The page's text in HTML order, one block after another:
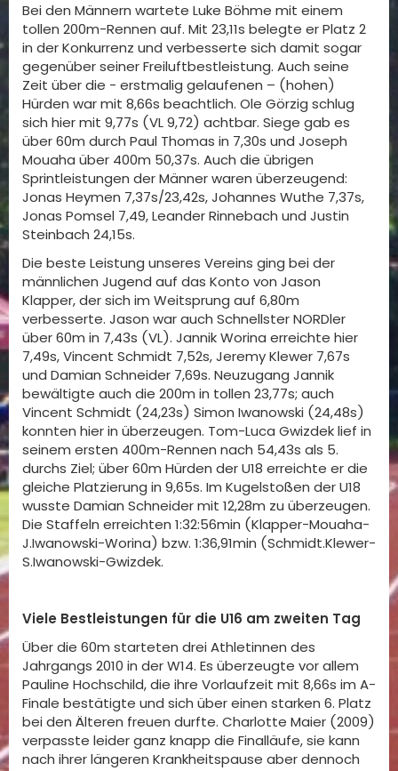
Bei den Männern wartete Luke Böhme mit einem
tollen 200m-Rennen auf. Mit 23,11s belegte er Platz 2
in der Konkurrenz und verbesserte sich damit sogar
gegenüber seiner Freiluftbestleistung. Auch seine
Zeit über die - erstmalig gelaufenen – (hohen)
Hürden war mit 8,66s beachtlich. Ole Görzig schlug
sich hier mit 9,77s (VL 9,72) achtbar. Siege gab es
über 60m durch Paul Thomas in 7,30s und Joseph
Mouaha über 400m 50,37s. Auch die übrigen
Sprintleistungen der Männer waren überzeugend:
Jonas Heymen 7,37s/23,42s, Johannes Wuthe 7,37s,
Jonas Pomsel 7,49, Leander Rinnebach und Justin
Steinbach 24,15s.
Die beste Leistung unseres Vereins ging bei der
männlichen Jugend auf das Konto von Jason
Klapper, der sich im Weitsprung auf 6,80m
verbesserte. Jason war auch Schnellster NORDler
über 60m in 7,43s (VL). Jannik Worina erreichte hier
7,49s, Vincent Schmidt 7,52s, Jeremy Klewer 7,67s
und Damian Schneider 7,69s. Neuzugang Jannik
bewältigte auch die 200m in tollen 23,77s; auch
Vincent Schmidt (24,23s) Simon Iwanowski (24,48s)
konnten hier in überzeugen. Tom-Luca Gwizdek lief in
seinem ersten 400m-Rennen nach 54,43s als 5.
durchs Ziel; über 60m Hürden der U18 erreichte er die
gleiche Platzierung in 9,65s. Im Kugelstoßen der U18
wusste Damian Schneider mit 12,28m zu überzeugen.
Die Staffeln erreichten 1:32:56min (Klapper-Mouaha-
J.Iwanowski-Worina) bzw. 1:36,91min (Schmidt.Klewer-
S.Iwanowski-Gwizdek.
Viele Bestleistungen für die U16 am zweiten Tag
Über die 60m starteten drei Athletinnen des
Jahrgangs 2010 in der W14. Es überzeugte vor allem
Pauline Hochschild, die ihre Vorlaufzeit mit 8,66s im A-
Finale bestätigte und sich über einen starken 6. Platz
bei den Älteren freuen durfte. Charlotte Maier (2009)
verpasste leider ganz knapp die Finalläufe, sie kann
nach ihrer längeren Krankheitspause aber dennoch